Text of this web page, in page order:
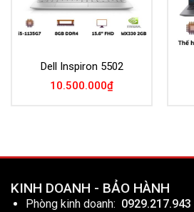
Dell Inspiron 5502
10.500.000₫
KINH DOANH - BẢO HÀNH
Phòng kinh doanh: 0929.217.943